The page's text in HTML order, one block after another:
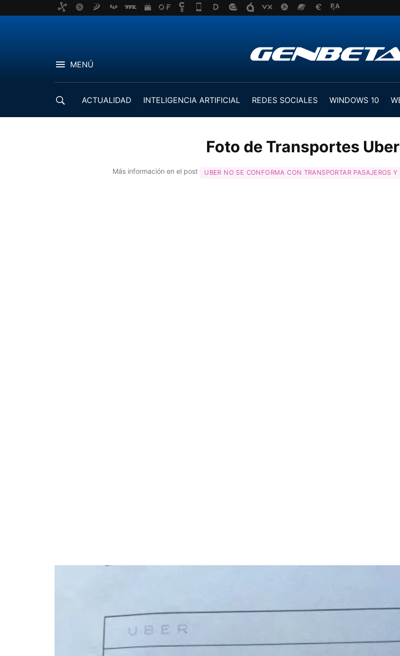
MENÚ
ACTUALIDAD INTELIGENCIA ARTIFICIAL REDES SOCIALES WINDOWS 10
Foto de Transportes
Más información en el post UBER NO SE CONFORMA CON TRANSPORTAR PASAJEROS